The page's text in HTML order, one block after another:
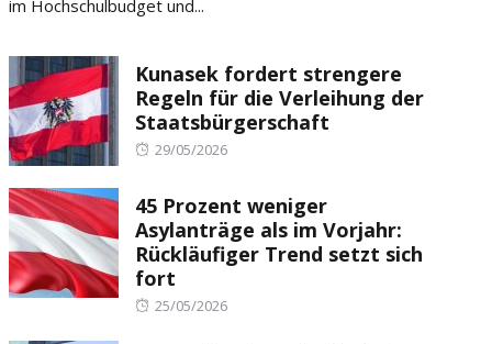
im Hochschulbudget und...
Kunasek fordert strengere
Regeln für die Verleihung der
Staatsbürgerschaft
Posted
29/05/2026
45 Prozent weniger
Asylanträge als im Vorjahr:
Rückläufiger Trend setzt sich
fort
Posted
25/05/2026